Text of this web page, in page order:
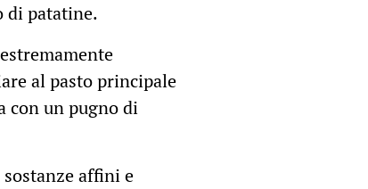
di patatine.
al pasto principale
con un pugno di
affini e